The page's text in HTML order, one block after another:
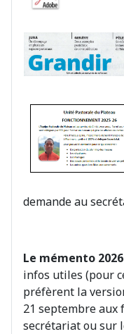
demande au
Le mémento
infos utiles (pour
préfèrent la
21 septembre aux
secrétariat ou sur